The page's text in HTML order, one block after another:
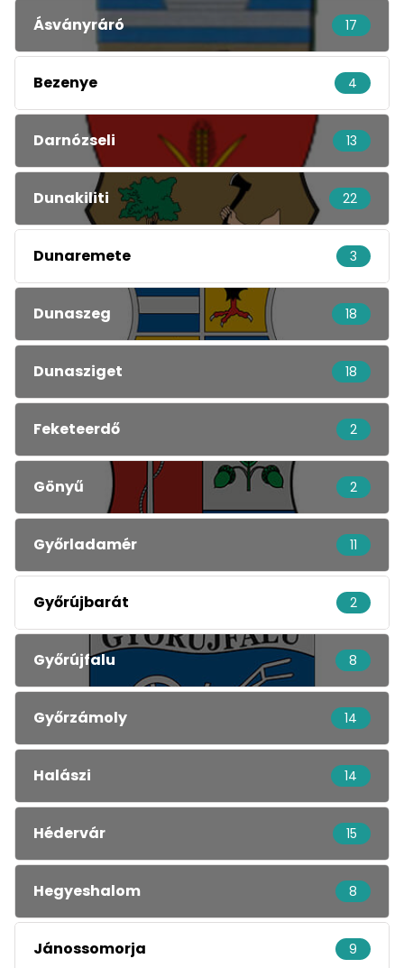
Ásványráró 17
Bezenye 4
Darnózseli 13
Dunakiliti 22
Dunaremete 3
Dunaszeg 18
Dunasziget 18
Feketeerdő 2
Gönyű 2
Győrladamér 11
Győrújbarát 2
Győrújfalu 8
Győrzámoly 14
Halászi 14
Hédervár 15
Hegyeshalom 8
Jánossomorja 9